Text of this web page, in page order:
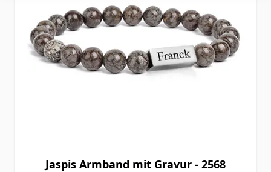
Jaspis Armband mit Gravur - 2568